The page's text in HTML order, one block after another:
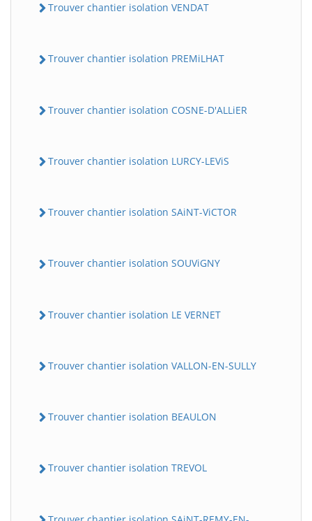
Trouver chantier isolation VENDAT
Trouver chantier isolation PREMiLHAT
Trouver chantier isolation COSNE-D'ALLiER
Trouver chantier isolation LURCY-LEViS
Trouver chantier isolation SAiNT-ViCTOR
Trouver chantier isolation SOUViGNY
Trouver chantier isolation LE VERNET
Trouver chantier isolation VALLON-EN-SULLY
Trouver chantier isolation BEAULON
Trouver chantier isolation TREVOL